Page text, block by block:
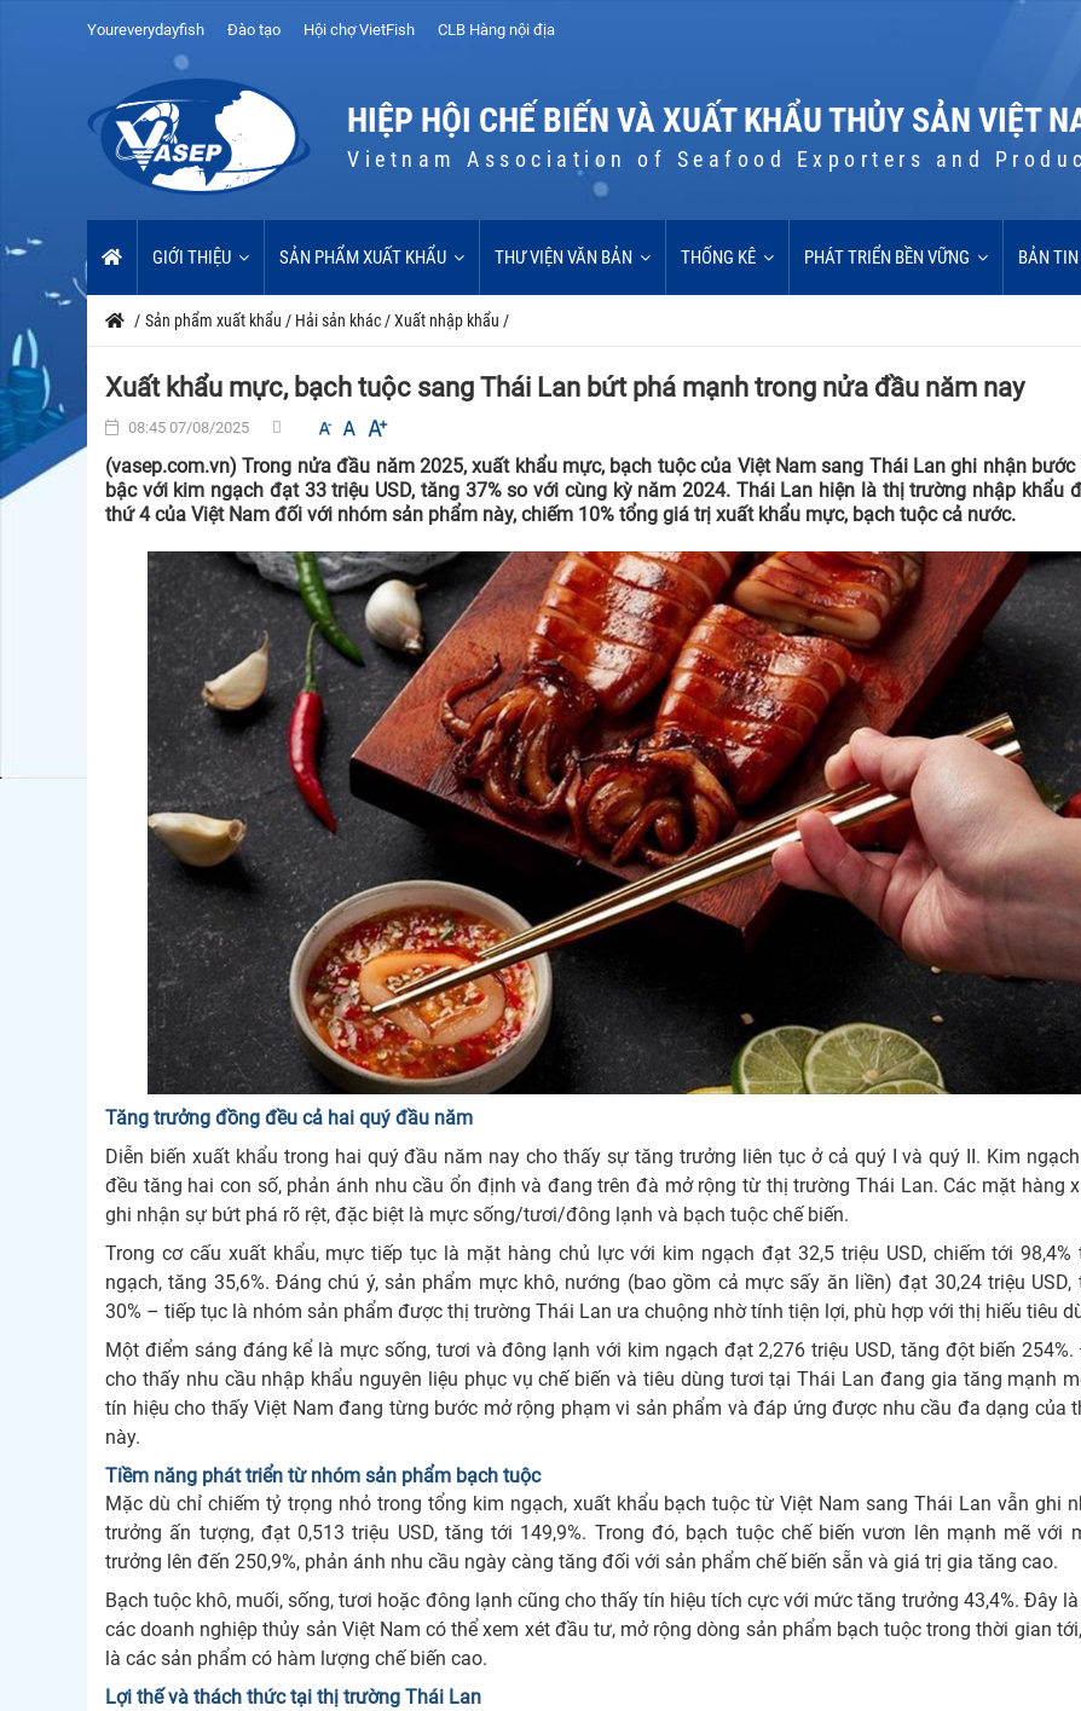
Youreverydayfish Đào tạo Hội chợ VietFish CLB Hàng nội địa
HIỆP HỘI CHẾ BIẾN VÀ XUẤT KHẨU THỦY SẢN VIỆT
Vietnam Association of Seafood Exporters and
GIỚI THIỆU SẢN PHẨM XUẤT KHẨU THƯ VIỆN VĂN BẢN THỐNG KÊ PHÁT TRIỂN BỀN VỮNG BẢN
/ Sản phẩm xuất khẩu / Hải sản khác /Xuất nhập khẩu /
Xuất khẩu mực, bạch tuộc sang Thái Lan bứt phá mạnh trong nửa đầu năm nay
08:45 07/08/2025
(vasep.com.vn) Trong nửa đầu năm 2025, xuất khẩu mực, bạch tuộc của Việt Nam sang Thái Lan ghi nhận
bậc với kim ngạch đạt 33 triệu USD, tăng 37% so với cùng kỳ năm 2024. Thái Lan hiện là thị trường nhập khẩu
thứ 4 của Việt Nam đối với nhóm sản phẩm này, chiếm 10% tổng giá trị xuất khẩu mực, bạch tuộc cả nước.
Tăng trưởng đồng đều cả hai quý đầu năm
Diễn biến xuất khẩu trong hai quý đầu năm nay cho thấy sự tăng trưởng liên tục ở cả quý I và quý II. Kim
đều tăng hai con số, phản ánh nhu cầu ổn định và đang trên đà mở rộng từ thị trường Thái Lan. Các mặt hàng
ghi nhận sự bứt phá rõ rệt, đặc biệt là mực sống/tươi/đông lạnh và bạch tuộc chế biến.
Trong cơ cấu xuất khẩu, mực tiếp tục là mặt hàng chủ lực với kim ngạch đạt 32,5 triệu USD, chiếm tới 98,4%
ngạch, tăng 35,6%. Đáng chú ý, sản phẩm mực khô, nướng (bao gồm cả mực sấy ăn liền) đạt 30,24 triệu USD,
30% – tiếp tục là nhóm sản phẩm được thị trường Thái Lan ưa chuộng nhờ tính tiện lợi, phù hợp với thị hiếu tiêu
Một điểm sáng đáng kể là mực sống, tươi và đông lạnh với kim ngạch đạt 2,276 triệu USD, tăng đột biến
cho thấy nhu cầu nhập khẩu nguyên liệu phục vụ chế biến và tiêu dùng tươi tại Thái Lan đang gia tăng mạnh
tín hiệu cho thấy Việt Nam đang từng bước mở rộng phạm vi sản phẩm và đáp ứng được nhu cầu đa dạng của
này.
Tiềm năng phát triển từ nhóm sản phẩm bạch tuộc
Mặc dù chỉ chiếm tỷ trọng nhỏ trong tổng kim ngạch, xuất khẩu bạch tuộc từ Việt Nam sang Thái Lan vẫn ghi
trưởng ấn tượng, đạt 0,513 triệu USD, tăng tới 149,9%. Trong đó, bạch tuộc chế biến vươn lên mạnh mẽ với
trưởng lên đến 250,9%, phản ánh nhu cầu ngày càng tăng đối với sản phẩm chế biến sẵn và giá trị gia tăng cao.
Bạch tuộc khô, muối, sống, tươi hoặc đông lạnh cũng cho thấy tín hiệu tích cực với mức tăng trưởng 43,4%. Đây
các doanh nghiệp thủy sản Việt Nam có thể xem xét đầu tư, mở rộng dòng sản phẩm bạch tuộc trong thời gian
là các sản phẩm có hàm lượng chế biến cao.
Lợi thế và thách thức tại thị trường Thái Lan